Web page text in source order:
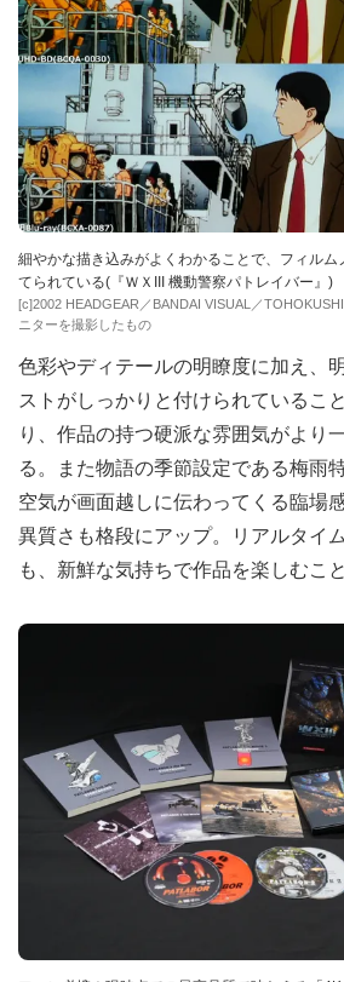
細やかな描き込みがよくわかることで、フィルム
てられている(『ＷＸIII 機動警察パトレイバー』)
[c]2002 HEADGEAR／BANDAI VISUAL／
ニターを撮影したもの
色彩やディテールの明瞭度に加え、
ストがしっかりと付けられているこ
り、作品の持つ硬派な雰囲気がより
る。また物語の季節設定である梅雨
空気が画面越しに伝わってくる臨場
異質さも格段にアップ。リアルタイ
も、新鮮な気持ちで作品を楽しむこ